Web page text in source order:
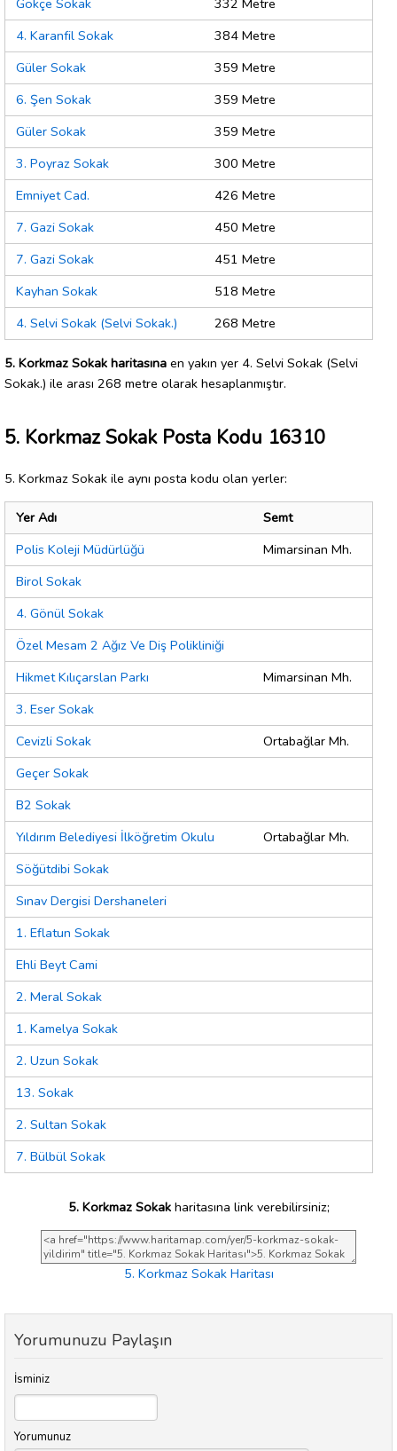
Gökçe Sokak
332 Metre
4. Karanfil Sokak
384 Metre
Güler Sokak
359 Metre
6. Şen Sokak
359 Metre
Güler Sokak
359 Metre
3. Poyraz Sokak
300 Metre
Emniyet Cad.
426 Metre
7. Gazi Sokak
450 Metre
7. Gazi Sokak
451 Metre
Kayhan Sokak
518 Metre
4. Selvi Sokak (Selvi Sokak.)
268 Metre
5. Korkmaz Sokak haritasına en yakın yer 4. Selvi Sokak (Selvi
Sokak.) ile arası 268 metre olarak hesaplanmıştır.
5. Korkmaz Sokak Posta Kodu 16310
5. Korkmaz Sokak ile aynı posta kodu olan yerler:
Yer Adı
Semt
Polis Koleji Müdürlüğü
Mimarsinan Mh.
Birol Sokak
4. Gönül Sokak
Özel Mesam 2 Ağız Ve Diş Polikliniği
Hikmet Kılıçarslan Parkı
Mimarsinan Mh.
3. Eser Sokak
Cevizli Sokak
Ortabağlar Mh.
Geçer Sokak
B2 Sokak
Yıldırım Belediyesi İlköğretim Okulu
Ortabağlar Mh.
Söğütdibi Sokak
Sınav Dergisi Dershaneleri
1. Eflatun Sokak
Ehli Beyt Cami
2. Meral Sokak
1. Kamelya Sokak
2. Uzun Sokak
13. Sokak
2. Sultan Sokak
7. Bülbül Sokak
5. Korkmaz Sokakharitasına link verebilirsiniz;
5. Korkmaz Sokak Haritası
Yorumunuzu Paylaşın
İsminiz
Yorumunuz